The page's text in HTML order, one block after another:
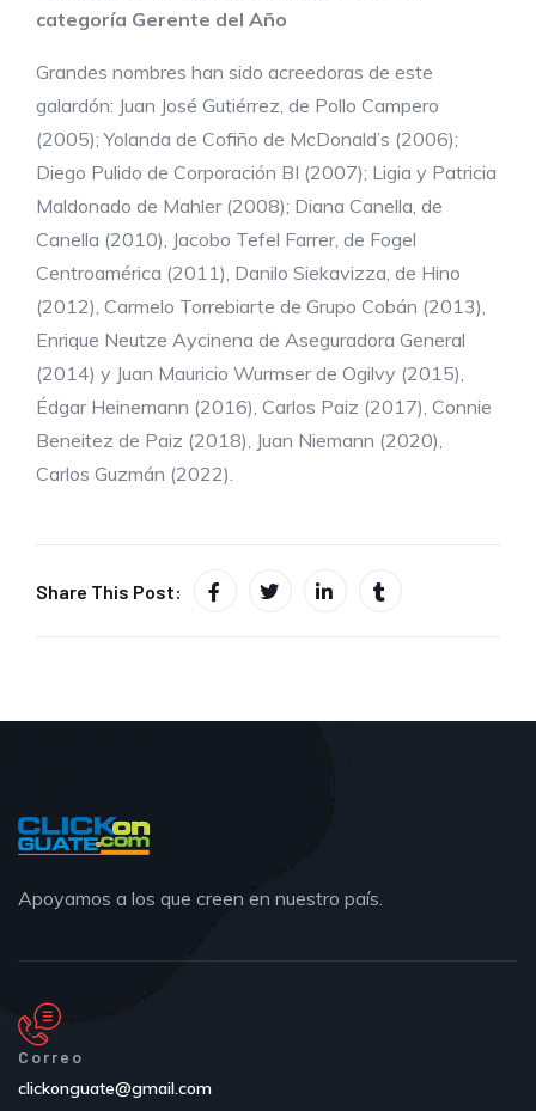
categoría Gerente del Año
Grandes nombres han sido acreedoras de este
galardón: Juan José Gutiérrez, de Pollo Campero
(2005); Yolanda de Cofiño de McDonald’s (2006);
Diego Pulido de Corporación BI (2007); Ligia y Patricia
Maldonado de Mahler (2008); Diana Canella, de
Canella (2010), Jacobo Tefel Farrer, de Fogel
Centroamérica (2011), Danilo Siekavizza, de Hino
(2012), Carmelo Torrebiarte de Grupo Cobán (2013),
Enrique Neutze Aycinena de Aseguradora General
(2014) y Juan Mauricio Wurmser de Ogilvy (2015),
Édgar Heinemann (2016), Carlos Paiz (2017), Connie
Beneitez de Paiz (2018), Juan Niemann (2020),
Carlos Guzmán (2022).
Share This Post:
Apoyamos a los que creen en nuestro país.
Correo
clickonguate@gmail.com